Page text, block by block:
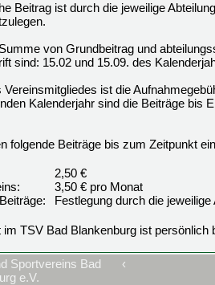
Beitrag ist durch die jeweilige
von Grundbeitrag und
sind: 15.02 und 15.09. des
ist die
Kalenderjahr sind die Beiträge bis
folgende Beiträge bis zum Zeitpunkt
2,50 €
3,50 € pro Monat
Festlegung durch die jeweilige
TSV Bad Blankenburg ist persönlich
Sportvereins Bad
e.V.
‹